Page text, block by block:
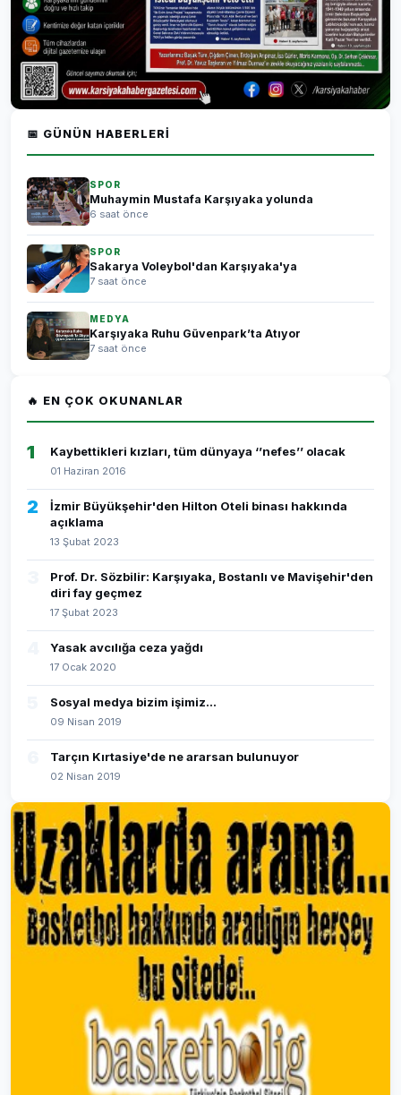
📅 GÜNÜN HABERLERI
SPOR
Muhaymin Mustafa Karşıyaka yolunda
6 saat önce
SPOR
Sakarya Voleybol'dan Karşıyaka'ya
7 saat önce
MEDYA
Karşıyaka Ruhu Güvenpark’ta Atıyor
7 saat önce
🔥 EN ÇOK OKUNANLAR
1 Kaybettikleri kızları, tüm dünyaya ‘’nefes’’ olacak
01 Haziran 2016
2
İzmir Büyükşehir'den Hilton Oteli binası hakkında
açıklama
13 Şubat 2023
Prof. Dr. Sözbilir: Karşıyaka, Bostanlı ve Mavişehir'den
diri fay geçmez
17 Şubat 2023
Yasak avcılığa ceza yağdı
17 Ocak 2020
Sosyal medya bizim işimiz...
09 Nisan 2019
Tarçın Kırtasiye'de ne ararsan bulunuyor
02 Nisan 2019